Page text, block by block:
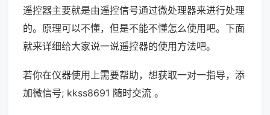
遥控器主要就是由遥控信号通过微处理器来进行处理
的。原理可以不懂，但是不能不懂怎么使用吧。下面
就来详细给大家说一说遥控器的使用方法吧。
若你在仪器使用上需要帮助，想获取一对一指导，添
加微信号; kkss8691 随时交流 。